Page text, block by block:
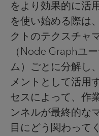
をより効果的に活
を使い始める際は
クトのテクスチャ
（Node Graphユ
ム）ごとに分解し
メントとして活用
セスによって、作
ンネルが最終的な
目にどう関わって